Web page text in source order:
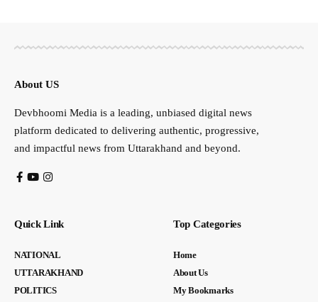
About US
Devbhoomi Media is a leading, unbiased digital news
platform dedicated to delivering authentic, progressive,
and impactful news from Uttarakhand and beyond.
Quick Link
NATIONAL
UTTARAKHAND
POLITICS
Top Categories
Home
About Us
My Bookmarks